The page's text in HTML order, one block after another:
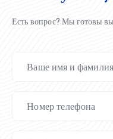
Есть вопрос? Мы готовы